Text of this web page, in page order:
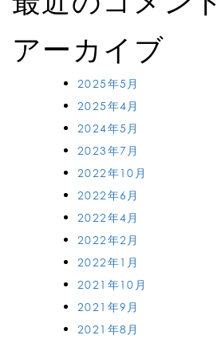
アーカイブ
2025年5月
2025年4月
2024年5月
2023年7月
2022年10月
2022年6月
2022年4月
2022年2月
2022年1月
2021年10月
2021年9月
2021年8月